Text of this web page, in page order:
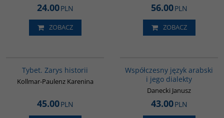
24.00PLN
ZOBACZ
56.00PLN
ZOBACZ
Tybet. Zarys historii
Kollmar-Paulenz Karenina
45.00PLN
Współczesny język arabski
i jego dialekty
Danecki Janusz
43.00PLN